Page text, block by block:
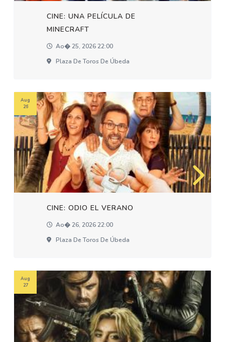
CINE: UNA PELÍCULA DE
MINECRAFT
Ao� 25, 2026 22:00
Plaza De Toros De Úbeda
CINE: ODIO EL VERANO
Ao� 26, 2026 22:00
Plaza De Toros De Úbeda
Aug
26
Aug
27